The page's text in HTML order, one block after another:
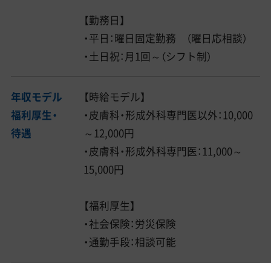
【勤務日】
・平日：曜日固定勤務 （曜日応相談）
・土日祝：月1回～（シフト制）
年収モデル
福利厚生・
待遇
【時給モデル】
・皮膚科・形成外科専門医以外：10,000
～12,000円
・皮膚科・形成外科専門医：11,000～
15,000円
【福利厚生】
・社会保険：労災保険
・通勤手段：相談可能